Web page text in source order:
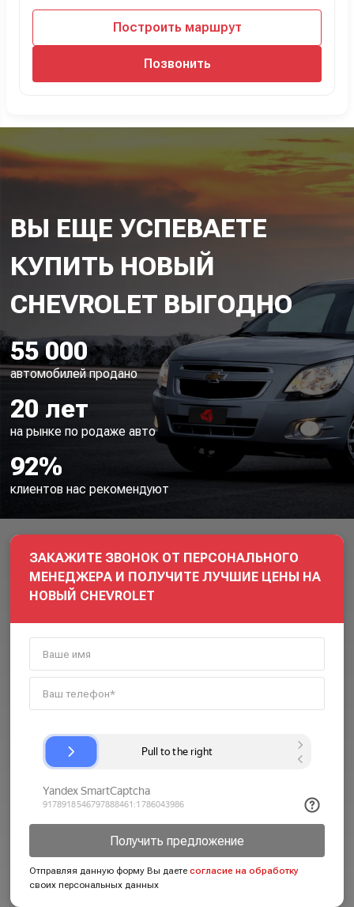
Построить маршрут
Позвонить
ЗАКАЖИТЕ ЗВОНОК ОТ ПЕРСОНАЛЬНОГО
МЕНЕДЖЕРА И ПОЛУЧИТЕ ЛУЧШИЕ ЦЕНЫ НА
НОВЫЙ CHEVROLET
Получить предложение
Отправляя данную форму Вы даетесогласие на обработку
своих персональных данных
ВЫ ЕЩЕ УСПЕВАЕТЕ
КУПИТЬ НОВЫЙ
CHEVROLET ВЫГОДНО
55 000
автомобилей продано
20 лет
на рынке по родаже авто
92%
клиентов нас рекомендуют